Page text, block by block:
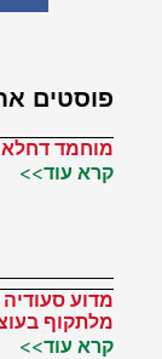
פוסטים
מוחמד
קרא עוד>>
מדוע
מלתקוף
קרא עוד>>